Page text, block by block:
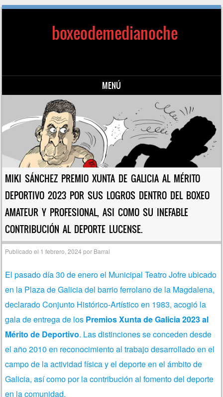
boxeodemedianoche
MENÚ
Saltar al contenido
MIKI SÁNCHEZ PREMIO XUNTA DE GALICIA AL MÉRITO
DEPORTIVO 2023 POR SUS LOGROS DENTRO DEL BOXEO
AMATEUR Y PROFESIONAL, ASI COMO SU INEFABLE
CONTRIBUCIÓN AL DEPORTE LUCENSE.
Publicado el 1 febrero, 2024 por Barral
El pasado día 30 de enero el Municipal Teatro Jofre ubicado
en la Plaza de Galicia del barrio ferrolano de la Magdalena,
declarado Conjunto Histórico-Artístico en 1983, acogió la
gala de entrega de los Premios Xunta de Galicia 2023 al
Mérito de Deportivo. Las distinciones se conceden desde
el año 2010 en reconocimiento al trabajo desarrollado en el
campo de la actividad física y el deporte en el ámbito de
Galicia, así como por la contribución al fomento del deporte
en la comunidad.